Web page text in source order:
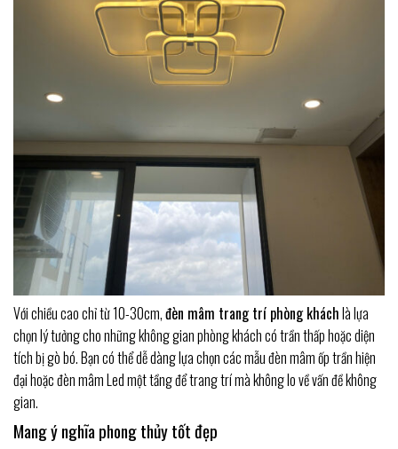
Với chiều cao chỉ từ 10-30cm,đèn mâm trang trí phòng kháchlà lựa
chọn lý tưởng cho những không gian phòng khách có trần thấp hoặc diện
tích bị gò bó. Bạn có thể dễ dàng lựa chọn các mẫu đèn mâm ốp trần hiện
đại hoặc đèn mâm Led một tầng để trang trí mà không lo về vấn đề không
gian.
Mang ý nghĩa phong thủy tốt đẹp